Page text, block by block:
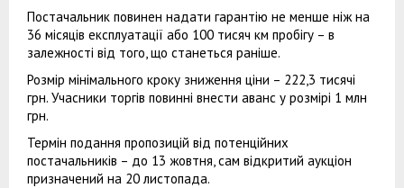
Постачальник повинен надати гарантію не менше ніж на
36 місяців експлуатації або 100 тисяч км пробігу – в
залежності від того, що станеться раніше.
Розмір мінімального кроку зниження ціни – 222,3 тисячі
грн. Учасники торгів повинні внести аванс у розмірі 1 млн
грн.
Термін подання пропозицій від потенційних
постачальників – до 13 жовтня, сам відкритий аукціон
призначений на 20 листопада.